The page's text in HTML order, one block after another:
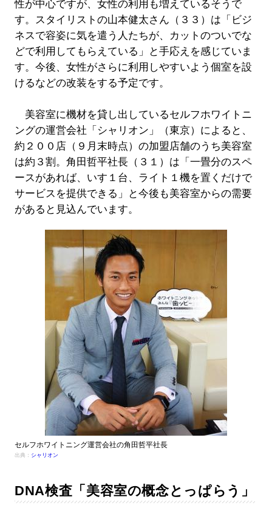
性が中心ですが、女性の利用も増えているそうで
す。スタイリストの山本健太さん（３３）は「ビジ
ネスで容姿に気を遣う人たちが、カットのついでな
どで利用してもらえている」と手応えを感じていま
す。今後、女性がさらに利用しやすいよう個室を設
けるなどの改装をする予定です。
美容室に機材を貸し出しているセルフホワイトニ
ングの運営会社「シャリオン」（東京）によると、
約２００店（９月末時点）の加盟店舗のうち美容室
は約３割。角田哲平社長（３１）は「一畳分のスペ
ースがあれば、いす１台、ライト１機を置くだけで
サービスを提供できる」と今後も美容室からの需要
があると見込んでいます。
セルフホワイトニング運営会社の角田哲平社長
出典： シャリオン
DNA検査「美容室の概念とっぱらう」